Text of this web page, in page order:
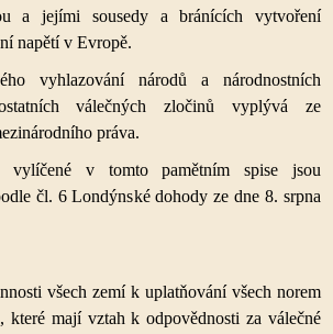
a jejími sousedy a bránících vytvoření
napětí v Evropě.
vyhlazování národů a národnostních
válečných zločinů vyplývá ze
práva.
vylíčené v tomto pamětním spise jsou
čl. 6 Londýnské dohody ze dne 8. srpna
všech zemí k uplatňování všech norem
které mají vztah k odpovědnosti za válečné